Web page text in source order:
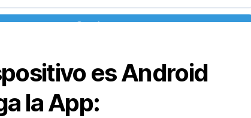
es Android
la App: